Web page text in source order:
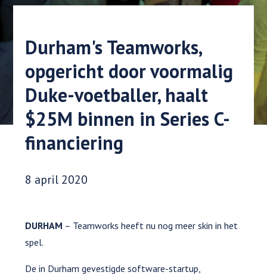
Durham's Teamworks,
opgericht door voormalig
Duke-voetballer, haalt
$25M binnen in Series C-
financiering
Datum gepubliceerd:
8 april 2020
DURHAM – Teamworks heeft nu nog meer skin in het
spel.
De in Durham gevestigde software-startup,